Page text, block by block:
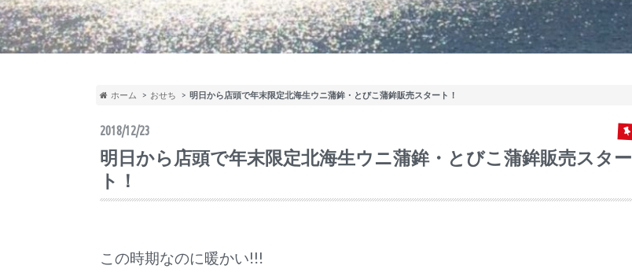
ホーム おせち 明日から店頭で年末限定北海生ウニ蒲鉾・とびこ蒲鉾販売スタート！
2018/12/23
明日から店頭で年末限定北海生ウニ蒲鉾・とびこ蒲鉾販売スター
ト！
この時期なのに暖かい!!!